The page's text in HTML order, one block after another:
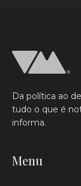
Da política ao
tudo o que é
informa.
Menu